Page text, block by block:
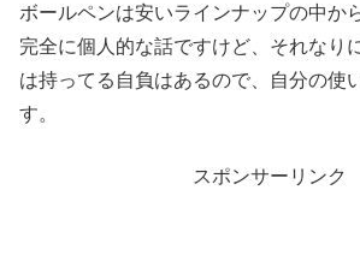
ボールペンは安いラインナップの中か
完全に個人的な話ですけど、それなり
は持ってる自負はあるので、自分の使
す。
スポンサーリンク